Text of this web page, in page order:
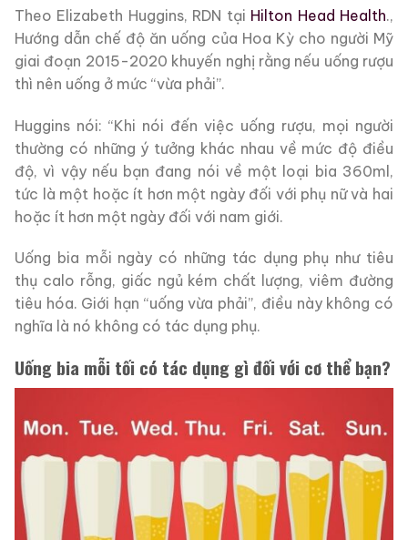
Theo Elizabeth Huggins, RDN tại Hilton Head Health.,
Hướng dẫn chế độ ăn uống của Hoa Kỳ cho người Mỹ
giai đoạn 2015-2020 khuyến nghị rằng nếu uống rượu
thì nên uống ở mức “vừa phải”.
Huggins nói: “Khi nói đến việc uống rượu, mọi người
thường có những ý tưởng khác nhau về mức độ điều
độ, vì vậy nếu bạn đang nói về một loại bia 360ml,
tức là một hoặc ít hơn một ngày đối với phụ nữ và hai
hoặc ít hơn một ngày đối với nam giới.
Uống bia mỗi ngày có những tác dụng phụ như tiêu
thụ calo rỗng, giấc ngủ kém chất lượng, viêm đường
tiêu hóa. Giới hạn “uống vừa phải”, điều này không có
nghĩa là nó không có tác dụng phụ.
Uống bia mỗi tối có tác dụng gì đối với cơ thể bạn?